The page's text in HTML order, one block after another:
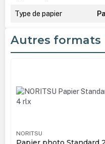
Type de papier
Autres formats
NORITSU